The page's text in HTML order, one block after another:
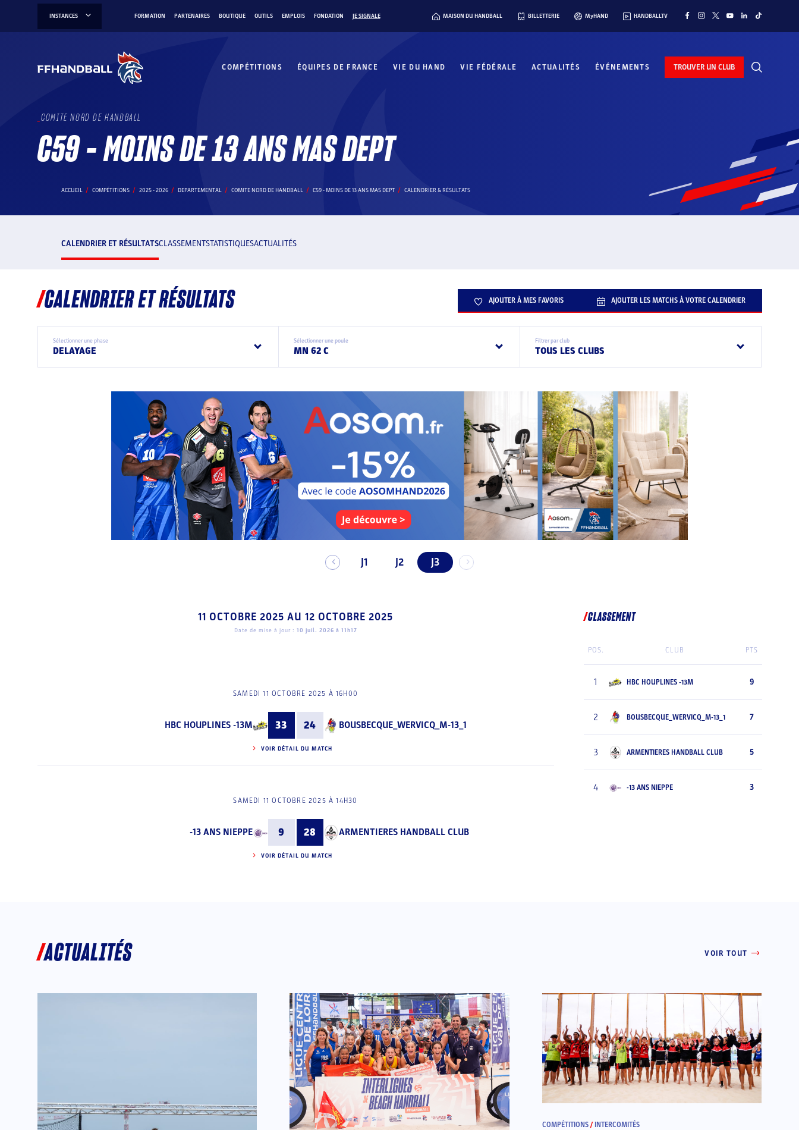
INSTANCES FORMATION PARTENAIRES BOUTIQUE OUTILS EMPLOIS FONDATION JE SIGNALE MAISON DU HANDBALL BILLETTERIE MyHAND HANDBALLTV
COMPÉTITIONS ÉQUIPES DE FRANCE VIE DU HAND VIE FÉDÉRALE ACTUALITÉS ÉVÉNEMENTS TROUVER UN CLUB
COMITE NORD DE HANDBALL
C59 - MOINS DE 13 ANS MAS DEPT
ACCUEIL COMPÉTITIONS 2025 - 2026 DEPARTEMENTAL COMITE NORD DE HANDBALL C59 - MOINS DE 13 ANS MAS DEPT CALENDRIER & RÉSULTATS
CALENDRIER ET RÉSULTATSCLASSEMENTSTATISTIQUESACTUALITÉS
CALENDRIER ET RÉSULTATS AJOUTER À MES FAVORIS AJOUTER LES MATCHS À VOTRE CALENDRIER
Sélectionner une phase
DELAYAGE
Sélectionner une poule
MN 62 C
Filtrer par club
TOUS LES CLUBS
J1 J2 J3
11 OCTOBRE 2025 AU 12 OCTOBRE 2025
Date de mise à jour : 10 juil. 2026 à 11h17
SAMEDI 11 OCTOBRE 2025 À 16H00
HBC HOUPLINES -13M 33 24 BOUSBECQUE_WERVICQ_M-13_1
VOIR DÉTAIL DU MATCH
SAMEDI 11 OCTOBRE 2025 À 14H30
-13 ANS NIEPPE 9 28 ARMENTIERES HANDBALL CLUB
VOIR DÉTAIL DU MATCH
CLASSEMENT
POS. CLUB PTS
1 HBC HOUPLINES -13M 9
2 BOUSBECQUE_WERVICQ_M-13_1 7
3 ARMENTIERES HANDBALL CLUB 5
4 -13 ANS NIEPPE 3
ACTUALITÉS VOIR TOUT
COMPÉTITIONS / INTERCOMITÉS